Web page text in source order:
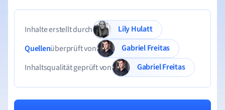
Inhalte erstellt durch
Lily Hulatt
Quellenüberprüft von
Gabriel Freitas
Inhaltsqualität geprüft von
Gabriel Freitas